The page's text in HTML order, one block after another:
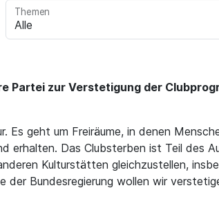
Themen
zur Verstetigung der
geht um Freiräume, in denen
erhalten. Das Clubsterben ist Teil des
Kulturstätten gleichzustellen,
der Bundesregierung wollen wir